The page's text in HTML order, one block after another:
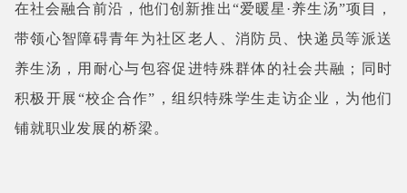
在社会融合前沿 ，他们创新推出“爱暖星·养生汤”项目，
带领心智障碍青年为社区老人、消防员、快递员等派送
养生汤，用耐心与包容促进特殊群体的社会共融；同时
积极开展“校企合作”，组织特殊学生走访企业，为他们
铺就职业发展的桥梁。